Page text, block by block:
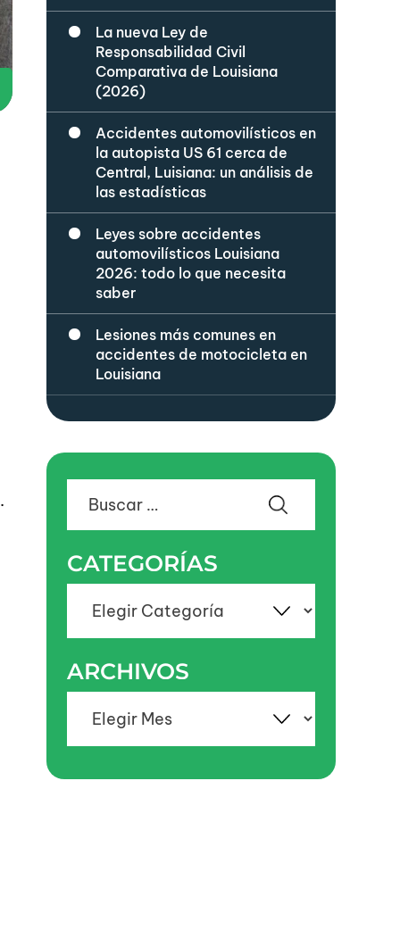
La nueva Ley de
Responsabilidad Civil
Comparativa de Louisiana
(2026)
Accidentes automovilísticos en
la autopista US 61 cerca de
Central, Luisiana: un análisis de
las estadísticas
Leyes sobre accidentes
automovilísticos Louisiana
2026: todo lo que necesita
saber
Lesiones más comunes en
accidentes de motocicleta en
Louisiana
CATEGORÍAS
ARCHIVOS